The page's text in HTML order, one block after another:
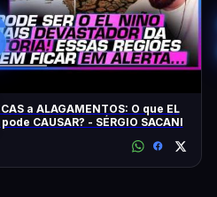
a ALAGAMENTOS: O que EL
CAUSAR? - SÉRGIO SACANI